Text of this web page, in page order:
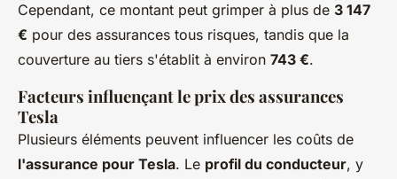
Cependant, ce montant peut grimper à plus de 3 147
€ pour des assurances tous risques, tandis que la
couverture au tiers s'établit à environ 743 €.
Facteurs influençant le prix des assurances
Tesla
Plusieurs éléments peuvent influencer les coûts de
l'assurance pour Tesla. Le profil du conducteur, y